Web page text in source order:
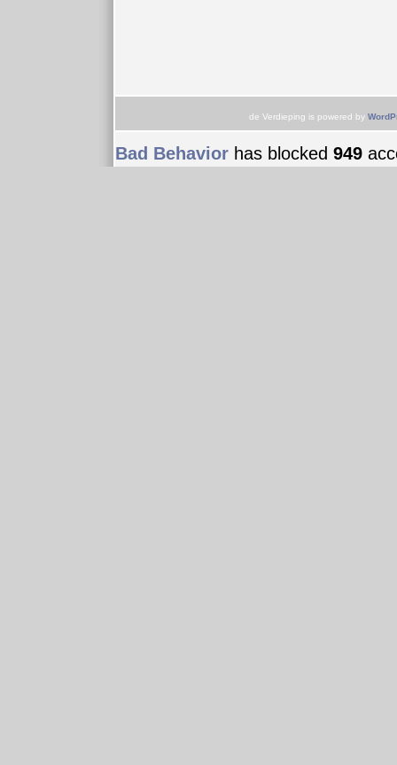
de Verdieping is powered by
Bad Behavior has blocked 949